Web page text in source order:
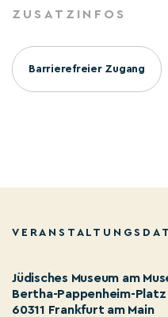
ZUSATZINFOS
Barrierefreier Zugang
Jüdisches Museum am
Bertha-Pappenheim-Platz
60311 Frankfurt am Main